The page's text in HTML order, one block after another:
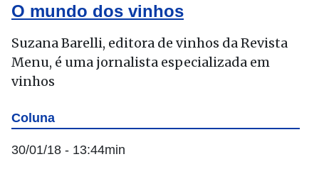
O mundo dos vinhos
Suzana Barelli, editora de vinhos da Revista
Menu, é uma jornalista especializada em
vinhos
Coluna
30/01/18 - 13:44min